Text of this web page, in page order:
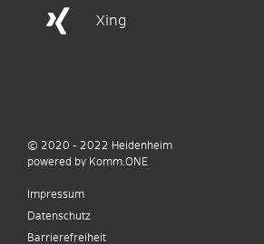
Xing
© 2020 - 2022 Heidenheim
powered by Komm.ONE
Impressum
Datenschutz
Barrierefreiheit